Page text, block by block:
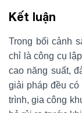
Kết luận
Trong bối cảnh
chỉ là công cụ
cao năng suất,
giải pháp đều có
trình, gia công